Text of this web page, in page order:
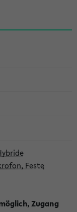
Feste
Zugang